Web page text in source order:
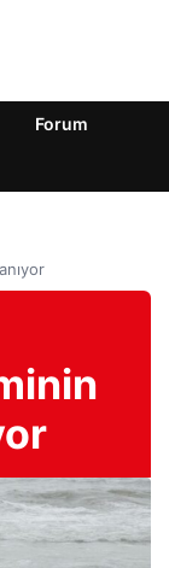
Forum